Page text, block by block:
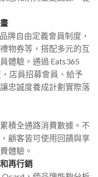
牌自由定義會員制度，
物券等，搭配多元的互
體驗。通過 Eats365
店員招募會員、給予
忠誠度養成計劃實際落
積全通路消費數據。不
顧客皆可使用回饋與享
體驗。
再行銷